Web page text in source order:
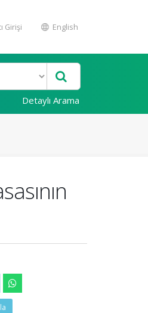
Girişi English
Detaylı Arama